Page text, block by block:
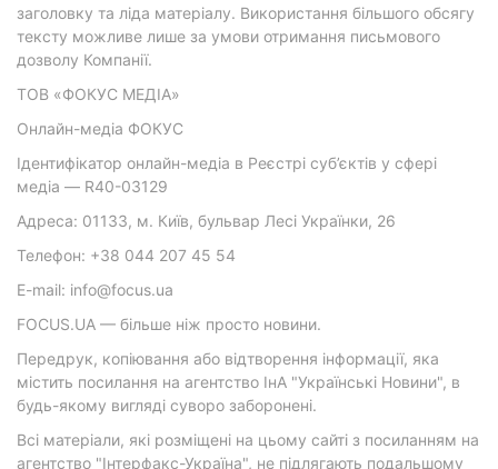
заголовку та ліда матеріалу. Використання більшого обсягу
тексту можливе лише за умови отримання письмового
дозволу Компанії.
ТОВ «ФОКУС МЕДІА»
Онлайн-медіа ФОКУС
Ідентифікатор онлайн-медіа в Реєстрі суб’єктів у сфері
медіа — R40-03129
Адреса: 01133, м. Київ, бульвар Лесі Українки, 26
Телефон: +38 044 207 45 54
E-mail: info@focus.ua
FOCUS.UA — більше ніж просто новини.
Передрук, копіювання або відтворення інформації, яка
містить посилання на агентство ІнА "Українські Новини", в
будь-якому вигляді суворо заборонені.
Всі матеріали, які розміщені на цьому сайті з посиланням на
агентство "Інтерфакс-Україна", не підлягають подальшому